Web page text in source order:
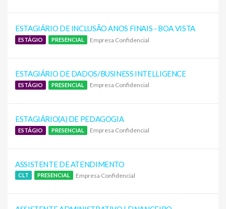
ESTAGIÁRIO DE INCLUSÃO ANOS FINAIS - BOA VISTA
ESTÁGIO PRESENCIAL Empresa Confidencial
ESTAGIÁRIO DE DADOS/BUSINESS INTELLIGENCE
ESTÁGIO PRESENCIAL Empresa Confidencial
ESTAGIÁRIO(A) DE PEDAGOGIA
ESTÁGIO PRESENCIAL Empresa Confidencial
ASSISTENTE DE ATENDIMENTO
CLT PRESENCIAL Empresa Confidencial